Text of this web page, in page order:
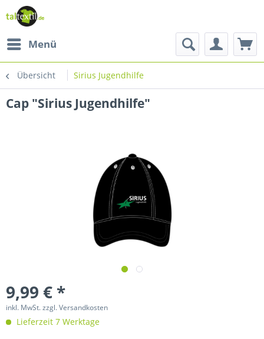
Menü
Übersicht Sirius Jugendhilfe
Cap "Sirius Jugendhilfe"
9,99 € *
inkl. MwSt.zzgl. Versandkosten
Lieferzeit 7 Werktage